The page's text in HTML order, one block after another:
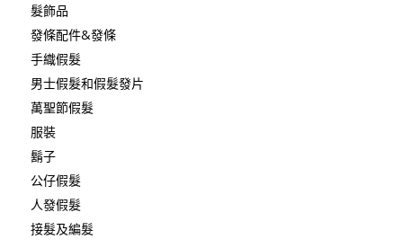
髮飾品
發條配件&發條
手織假髮
男士假髮和假髮發片
萬聖節假髮
服裝
鬍子
公仔假髮
人發假髮
接髮及編髮